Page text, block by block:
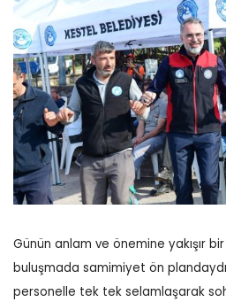
Günün anlam ve önemine yakışır
buluşmada samimiyet ön
personelle tek tek selamlaşarak